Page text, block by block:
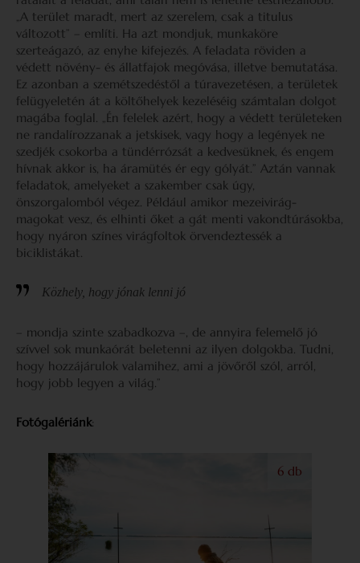
„A terület maradt, mert az szerelem, csak a titulus
változott” – említi. Ha azt mondjuk, munkaköre
szerteágazó, az enyhe kifejezés. A feladata röviden a
védett növény- és állatfajok megóvása, illetve bemutatása.
Ez azonban a szemétszedéstől a túravezetésen, a területek
felügyeletén át a költőhelyek kezeléséig számtalan dolgot
magába foglal. „Én felelek azért, hogy a védett területeken
ne randalírozzanak a jetskisek, vagy hogy a legények ne
szedjék csokorba a tündérrózsát a kedvesüknek, és engem
hívnak akkor is, ha áramütés ér egy gólyát.” Aztán vannak
feladatok, amelyeket a szakember csak úgy,
önszorgalomból végez. Például amikor mezeivirág-
magokat vesz, és elhinti őket a gát menti vakondtúrásokba,
hogy nyáron színes virágfoltok örvendeztessék a
biciklistákat.
Közhely, hogy jónak lenni jó
– mondja szinte szabadkozva –, de annyira felemelő jó
szívvel sok munkaórát beletenni az ilyen dolgokba. Tudni,
hogy hozzájárulok valamihez, ami a jövőről szól, arról,
hogy jobb legyen a világ.”
Fotógalériánk:
6 db